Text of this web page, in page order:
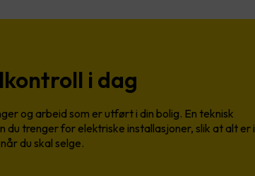
i dag
og arbeid som er utført i din bolig. En teknisk
trenger for elektriske installasjoner, slik at alt er i
du skal selge.